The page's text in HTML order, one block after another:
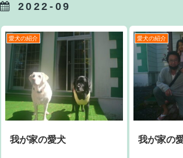
2022-09
愛犬の紹介
我が家の愛犬
愛犬の紹介
我が家の